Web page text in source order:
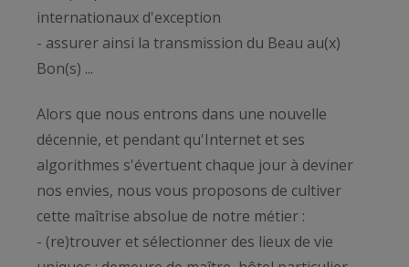
internationaux d'exception
- assurer ainsi la transmission du Beau au(x)
Bon(s) ...
Alors que nous entrons dans une nouvelle
décennie, et pendant qu'Internet et ses
algorithmes s'évertuent chaque jour à deviner
nos envies, nous vous proposons de cultiver
cette maîtrise absolue de notre métier :
- (re)trouver et sélectionner des lieux de vie